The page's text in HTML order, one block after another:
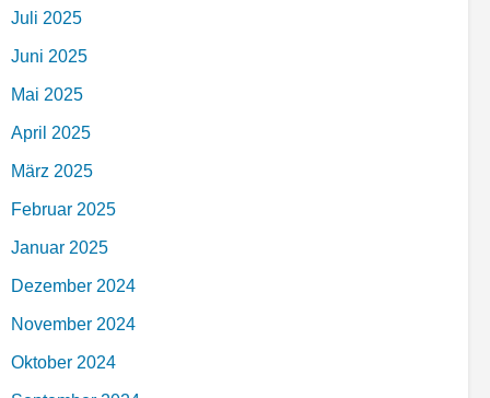
Juli 2025
Juni 2025
Mai 2025
April 2025
März 2025
Februar 2025
Januar 2025
Dezember 2024
November 2024
Oktober 2024